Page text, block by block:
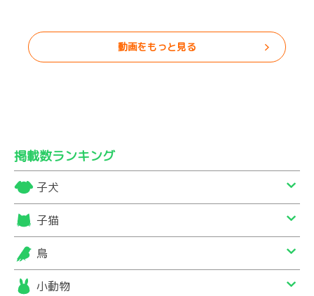
動画をもっと見る
掲載数ランキング
子犬
子猫
鳥
小動物